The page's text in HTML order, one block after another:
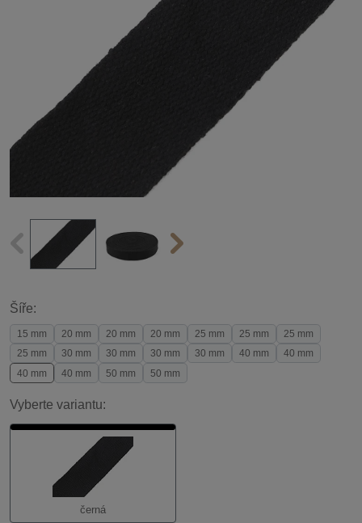
Šíře:
15 mm 20 mm 20 mm 20 mm 25 mm 25 mm
25 mm
25 mm
30 mm 30 mm 30 mm 30 mm 40 mm
40 mm
40 mm
40 mm 50 mm 50 mm
Vyberte variantu:
černá